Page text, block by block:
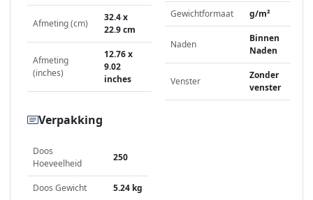
Afmeting (cm)
32.4 x
22.9 cm
Afmeting
(inches)
12.76 x
9.02
inches
Gewichtformaat g/m²
Naden
Binnen
Naden
Venster
Zonder
venster
Verpakking
Doos
Hoeveelheid
250
Doos Gewicht 5.24 kg